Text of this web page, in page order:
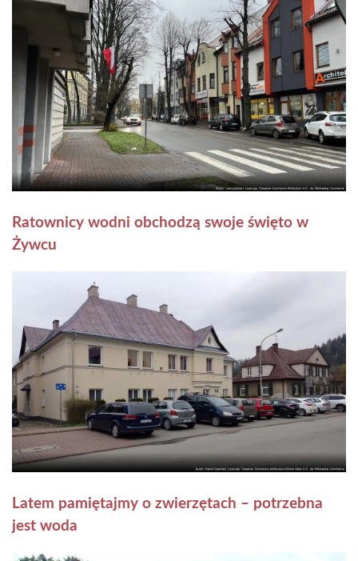
Ratownicy wodni obchodzą swoje święto w
Żywcu
Latem pamiętajmy o zwierzętach – potrzebna
jest woda